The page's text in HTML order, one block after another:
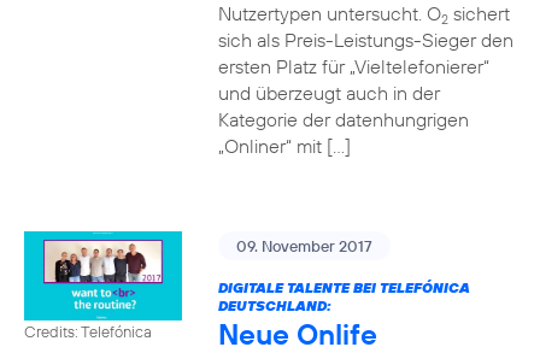
Nutzertypen untersucht. O2sichert
sich als Preis-Leistungs-Sieger den
ersten Platz für „Vieltelefonierer“
und überzeugt auch in der
Kategorie der datenhungrigen
„Onliner“ mit […]
Credits: Telefónica
09. November 2017
DIGITALE TALENTE BEI TELEFÓNICA
DEUTSCHLAND:
Neue Onlife